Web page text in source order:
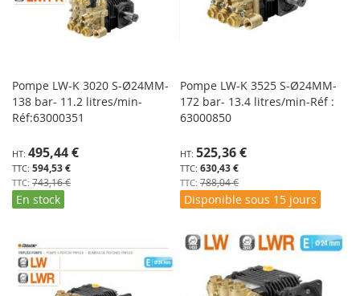
Pompe LW-K 3020 S-Ø24MM-
138 bar- 11.2 litres/min-
Réf:63000351
Spécial594,53 €
495,44 €
743,16 €
En stock
Pompe LW-K 3525 S-Ø24MM-
172 bar- 13.4 litres/min-Réf :
63000850
Spécial630,43 €
525,36 €
788,04 €
Disponible sous 15 jours